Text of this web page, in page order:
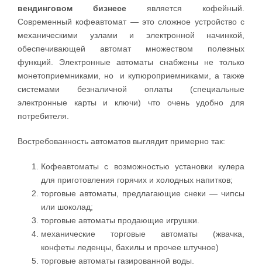
вендинговом бизнесе является кофейный.
Современный кофеавтомат — это сложное устройство с
механическими узлами и электронной начинкой,
обеспечивающей автомат множеством полезных
функций. Электронные автоматы снабжены не только
монетоприемниками, но и купюроприемниками, а также
системами безналичной оплаты (специальные
электронные карты и ключи) что очень удобно для
потребителя.
Востребованность автоматов выглядит примерно так:
Кофеавтоматы с возможностью установки кулера
для приготовления горячих и холодных напитков;
торговые автоматы, предлагающие снеки — чипсы
или шоколад;
торговые автоматы продающие игрушки.
механические торговые автоматы (жвачка,
конфеты леденцы, бахилы и прочее штучное)
торговые автоматы газированной воды.